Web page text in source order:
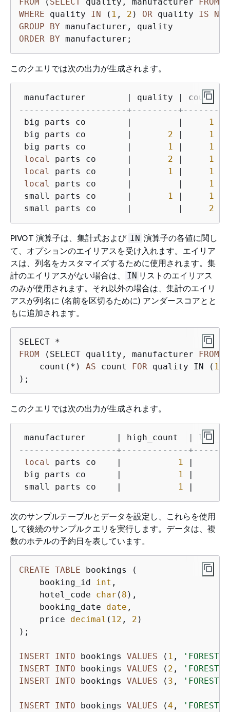
WHERE quality IN ( 1 , 2 ) OR quality IS
GROUP
BY
ORDER
BY manufacturer;
このクエリでは次の出力が生成されます。
manufacturer | quality |
---------------------+---------+-------
big parts co
| |
1
big parts co
| 2 |
1
big parts co
| 1 |
1
local
parts co | 2 |
1
local
parts co | 1 |
1
local
parts co | |
1
small parts co
| 1 |
1
small parts co
| | 2
PIVOT 演算子は、集計式および IN 演算子の各値に関し
て、オプションのエイリアスを受け入れます。エイリア
スは、列名をカスタマイズするために使用されます。集
計のエイリアスがない場合は、
IN リストのエイリアス
のみが使用されます。それ以外の場合は、集計のエイリ
アスが列名に (名前を区切るために) アンダースコアとと
もに追加されます。
FROM (SELECT quality, manufacturer FROM
    count(*)
AS count FOR quality IN ( 1
);
このクエリでは次の出力が生成されます。
manufacturer | high_count |
-------------------+-------------
local
parts co | 1
|
big parts co
| 1
|
small parts co
| 1 |
次のサンプルテーブルとデータを設定し、これらを使用
して後続のサンプルクエリを実行します。データは、複
数のホテルの予約日を表しています。
CREATE TABLE bookings (
    booking_id
int ,
    hotel_code
char ( 8 ),
    booking_date
date ,
    price
decimal ( 12 , 2 )
);
INSERT INTO bookings VALUES ( 1 ,
INSERT INTO bookings VALUES ( 2 ,
INSERT INTO bookings VALUES ( 3 ,
INSERT INTO bookings VALUES (4 ,